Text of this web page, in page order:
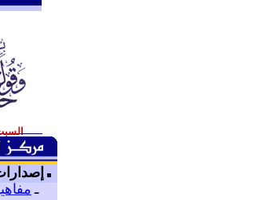
السبت 07/
ـ